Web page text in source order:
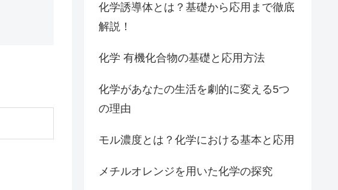
化学誘導体とは？基礎から応用まで徹底
解説！
化学 有機化合物の基礎と応用方法
化学があなたの生活を劇的に変える5つ
の理由
モル濃度とは？化学における基本と応用
メチルオレンジを用いた化学の探究